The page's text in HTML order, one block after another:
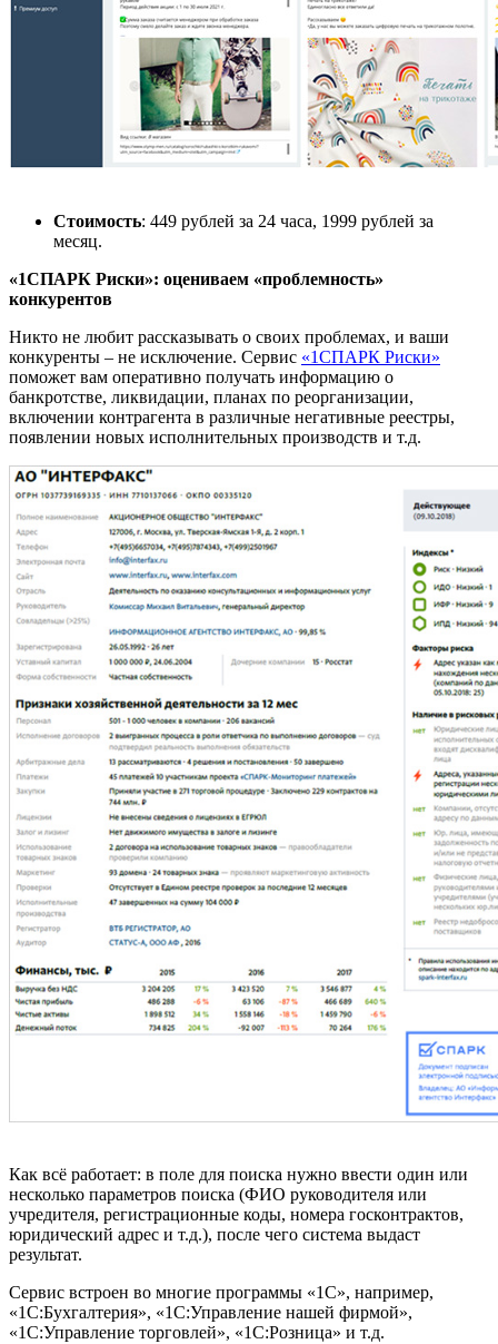
Стоимость: 449 рублей за 24 часа, 1999 рублей за
месяц.
«1СПАРК Риски»: оцениваем «проблемность»
конкурентов
Никто не любит рассказывать о своих проблемах, и ваши
конкуренты – не исключение. Сервис «1СПАРК Риски»
поможет вам оперативно получать информацию о
банкротстве, ликвидации, планах по реорганизации,
включении контрагента в различные негативные реестры,
появлении новых исполнительных производств и т.д.
Как всё работает: в поле для поиска нужно ввести один или
несколько параметров поиска (ФИО руководителя или
учредителя, регистрационные коды, номера госконтрактов,
юридический адрес и т.д.), после чего система выдаст
результат.
Сервис встроен во многие программы «1С», например,
«1С:Бухгалтерия», «1С:Управление нашей фирмой»,
«1С:Управление торговлей», «1С:Розница» и т.д.